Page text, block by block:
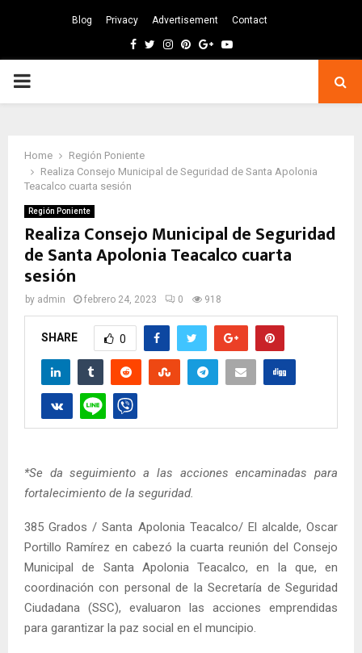
Blog Privacy Advertisement Contact
Facebook
TwitterInstagram
Pinterest
GoogleYoutube
PRIMARY
Home
Región Poniente
Realiza Consejo Municipal de Seguridad de Santa Apolonia
Teacalco cuarta sesión
Región Poniente
Realiza Consejo Municipal de Seguridad
de Santa Apolonia Teacalco cuarta
sesión
by admin febrero 24, 2023 0 918
SHARE 0
*Se da seguimiento a las acciones encaminadas para
fortalecimiento de la seguridad.
385 Grados / Santa Apolonia Teacalco/ El alcalde, Oscar
Portillo Ramírez en cabezó la cuarta reunión del Consejo
Municipal de Santa Apolonia Teacalco, en la que, en
coordinación con personal de la Secretaría de Seguridad
Ciudadana (SSC), evaluaron las acciones emprendidas
para garantizar la paz social en el muncipio.